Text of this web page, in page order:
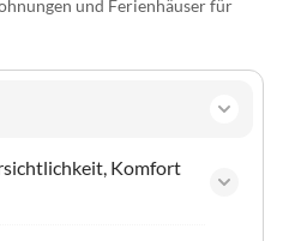
und Ferienhäuser für
Komfort